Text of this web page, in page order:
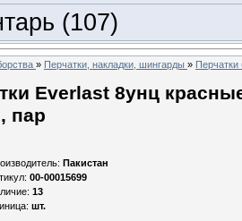
(107)
» Перчатки, накладки, шингарды » Перчатки
Everlast 8унц
пар
: Пакистан
: 00-00015699
: 13
: шт.